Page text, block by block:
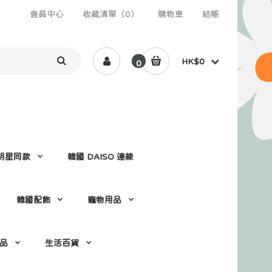
會員中心 收藏清單（0） 購物車 結帳
0 HK$0
星同款 韓國 DAISO 連線
韓國配飾 寵物用品
生活百貨